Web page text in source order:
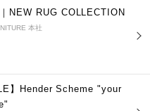
NEW RUG COLLECTION
本社
】Hender Scheme "your